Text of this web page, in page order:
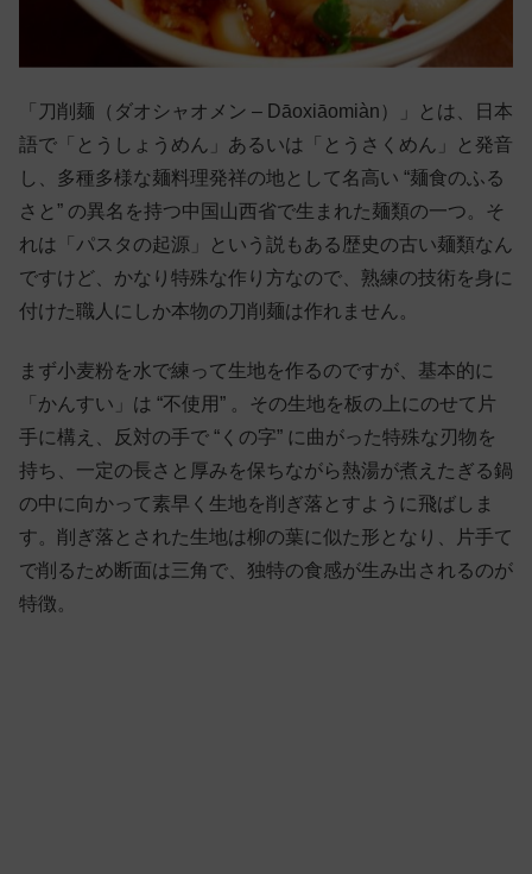
「刀削麺（ダオシャオメン – Dāoxiāomiàn）」とは、日本
語で「とうしょうめん」あるいは「とうさくめん」と発音
し、多種多様な麺料理発祥の地として名高い “麺食のふる
さと” の異名を持つ中国山西省で生まれた麺類の一つ。そ
れは「パスタの起源」という説もある歴史の古い麺類なん
ですけど、かなり特殊な作り方なので、熟練の技術を身に
付けた職人にしか本物の刀削麺は作れません。
まず小麦粉を水で練って生地を作るのですが、基本的に
「かんすい」は “不使用” 。その生地を板の上にのせて片
手に構え、反対の手で “くの字” に曲がった特殊な刃物を
持ち、一定の長さと厚みを保ちながら熱湯が煮えたぎる鍋
の中に向かって素早く生地を削ぎ落とすように飛ばしま
す。削ぎ落とされた生地は柳の葉に似た形となり、片手て
で削るため断面は三角で、独特の食感が生み出されるのが
特徴。